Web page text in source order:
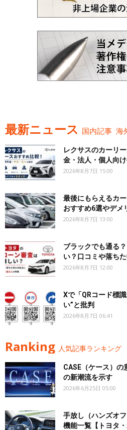
最新ニュース 国内記事 海
レクサスのカーリ
金・法人・個人向
2026年8月7日 15:00
最後にもらえるカ
おすすめ6選やデメ
2026年8月7日 13:00
ブラックでも通る
い？口コミや落ち
2026年8月7日 12:00
Xで「QRコード標
い”と批判
2026年8月7日 06:41
Ranking 人気記事ランキング
CASE（ケース）
の新潮流を示す
2026年6月25日 05:00
手放し（ハンズオ
機能一覧【トヨタ